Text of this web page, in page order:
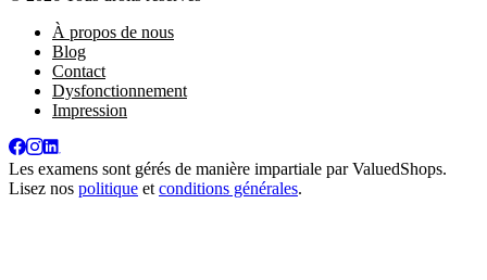
À propos de nous
Blog
Contact
Dysfonctionnement
Impression
Les examens sont gérés de manière impartiale parValuedShops.
Lisez nos politique et conditions générales.